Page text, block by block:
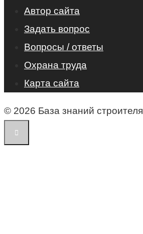
Автор сайта
Задать вопрос
Вопросы / ответы
Охрана труда
Карта сайта
© 2026 База знаний строителя